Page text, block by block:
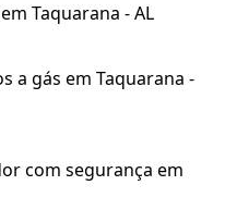
Taquarana - AL
a gás em Taquarana -
com segurança em